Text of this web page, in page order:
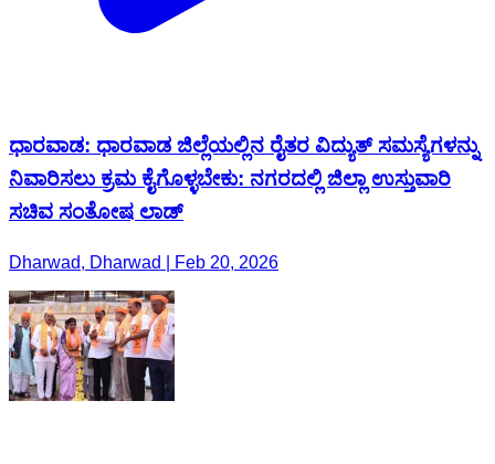
ಧಾರವಾಡ: ಧಾರವಾಡ ಜಿಲ್ಲೆಯಲ್ಲಿನ ರೈತರ ವಿದ್ಯುತ್ ಸಮಸ್ಯೆಗಳನ್ನು
ನಿವಾರಿಸಲು ಕ್ರಮ ಕೈಗೊಳ್ಳಬೇಕು: ನಗರದಲ್ಲಿ ಜಿಲ್ಲಾ ಉಸ್ತುವಾರಿ
ಸಚಿವ ಸಂತೋಷ ಲಾಡ್
Dharwad, Dharwad | Feb 20, 2026